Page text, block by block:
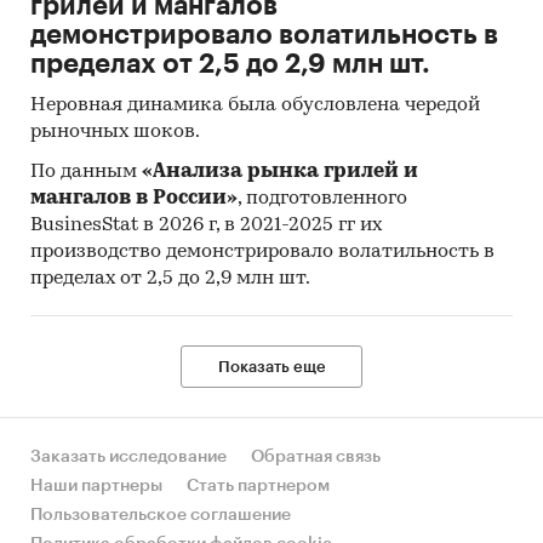
фиксированного перечня товаров и услуг в
ценах текущего периода к его стоимости в
ценах предыдущего (базисного) периода и
характеризует изменение во времени общего
уровня цен на товары и услуги, приобретаемые
населением для непроизводственного
потребления.
Исходной информацией для расчета ИПЦ
являются данные регистрации цен на
конкретные товары и услуги. На их основе
определяются средние сопоставимые цены
отчетного и предыдущего периодов.
Сопоставимой считается цена,
тот же или аналогичный по качеству товар
(услугу).
грилей и мангалов
демонстрировало волатильность в
пределах от 2,5 до 2,9 млн шт.
Неровная динамика была обусловлена чередой
рыночных шоков.
По данным «Анализа рынка грилей и
мангалов в России», подготовленного
BusinesStat в 2026 г, в 2021-2025 гг их
производство демонстрировало волатильность в
пределах от 2,5 до 2,9 млн шт.
Показать еще
Заказать исследование
Обратная связь
Наши партнеры
Стать партнером
Пользовательское соглашение